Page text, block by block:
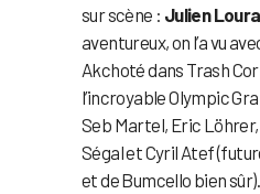
sur scène : Julien
aventureux, on l’a vu
Akchoté dans Trash
l’incroyable Olympic
Seb Martel, Eric
Ségal et Cyril Atef
et de Bumcello bien